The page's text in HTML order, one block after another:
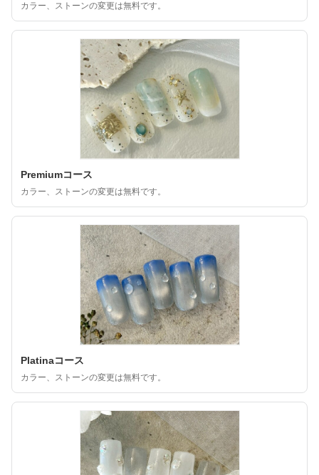
カラー、ストーンの変更は無料です。
Premiumコース
カラー、ストーンの変更は無料です。
Platinaコース
カラー、ストーンの変更は無料です。